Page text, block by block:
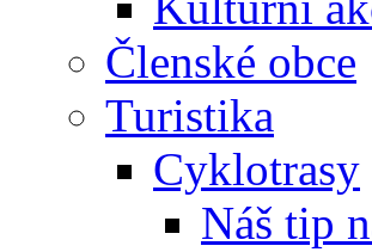
Členské obce
Turistika
Cyklotrasy
Náš tip